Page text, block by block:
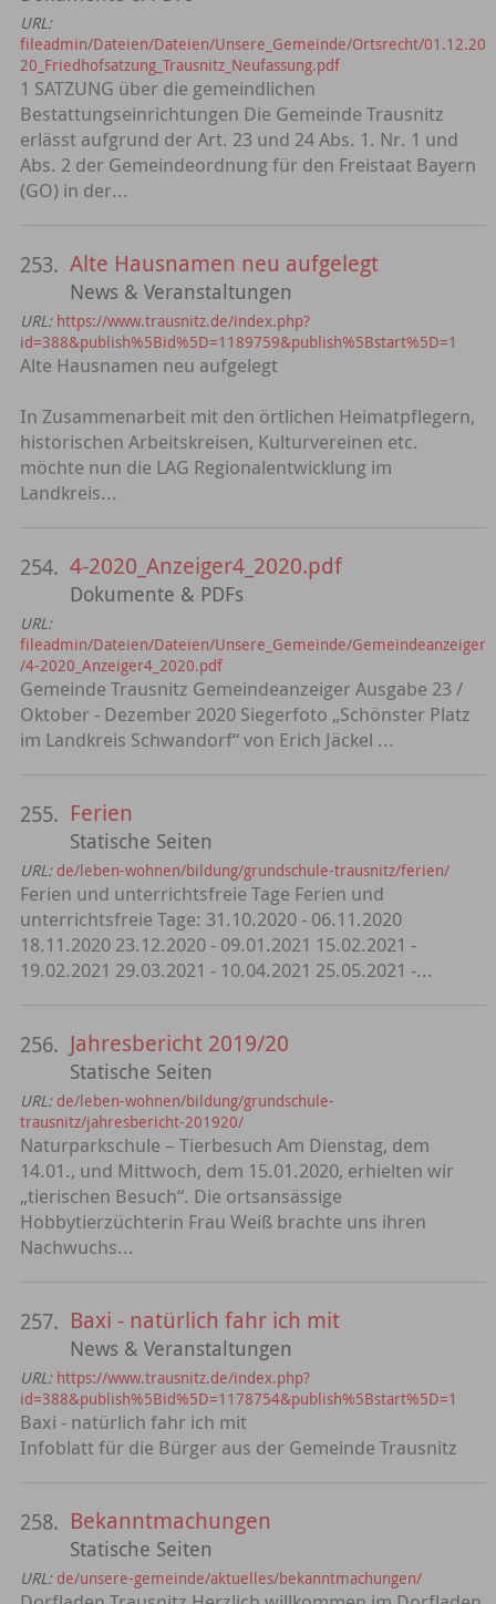
URL:
fileadmin/Dateien/Dateien/Unsere_Gemeinde/Ortsrecht/01.12.20
20_Friedhofsatzung_Trausnitz_Neufassung.pdf
1 SATZUNG über die gemeindlichen
Bestattungseinrichtungen Die Gemeinde Trausnitz
erlässt aufgrund der Art. 23 und 24 Abs. 1. Nr. 1 und
Abs. 2 der Gemeindeordnung für den Freistaat Bayern
(GO) in der...
253. Alte Hausnamen neu aufgelegt
News & Veranstaltungen
URL: https://www.trausnitz.de/index.php?
id=388&publish%5Bid%5D=1189759&publish%5Bstart%5D=1
Alte Hausnamen neu aufgelegt
In Zusammenarbeit mit den örtlichen Heimatpflegern,
historischen Arbeitskreisen, Kulturvereinen etc.
möchte nun die LAG Regionalentwicklung im
Landkreis...
254. 4-2020_Anzeiger4_2020.pdf
Dokumente & PDFs
URL:
fileadmin/Dateien/Dateien/Unsere_Gemeinde/Gemeindeanzeiger
/4-2020_Anzeiger4_2020.pdf
Gemeinde Trausnitz Gemeindeanzeiger Ausgabe 23 /
Oktober - Dezember 2020 Siegerfoto „Schönster Platz
im Landkreis Schwandorf“ von Erich Jäckel ...
255. Ferien
Statische Seiten
URL: de/leben-wohnen/bildung/grundschule-trausnitz/ferien/
Ferien und unterrichtsfreie Tage Ferien und
unterrichtsfreie Tage: 31.10.2020 - 06.11.2020
18.11.2020 23.12.2020 - 09.01.2021 15.02.2021 -
19.02.2021 29.03.2021 - 10.04.2021 25.05.2021 -...
256. Jahresbericht 2019/20
Statische Seiten
URL: de/leben-wohnen/bildung/grundschule-
trausnitz/jahresbericht-201920/
Naturparkschule – Tierbesuch Am Dienstag, dem
14.01., und Mittwoch, dem 15.01.2020, erhielten wir
„tierischen Besuch“. Die ortsansässige
Hobbytierzüchterin Frau Weiß brachte uns ihren
Nachwuchs...
257. Baxi - natürlich fahr ich mit
News & Veranstaltungen
URL: https://www.trausnitz.de/index.php?
id=388&publish%5Bid%5D=1178754&publish%5Bstart%5D=1
Baxi - natürlich fahr ich mit
Infoblatt für die Bürger aus der Gemeinde Trausnitz
258. Bekanntmachungen
Statische Seiten
URL: de/unsere-gemeinde/aktuelles/bekanntmachungen/